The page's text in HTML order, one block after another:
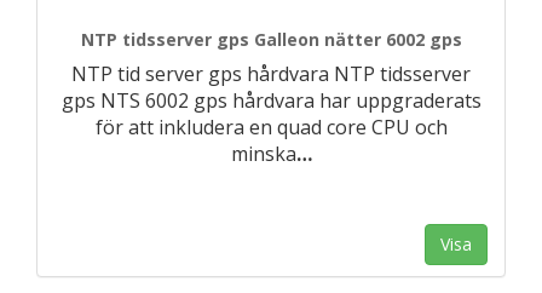
NTP tidsserver gps Galleon nätter 6002 gps
NTP tid server gps hårdvara NTP tidsserver
gps NTS 6002 gps hårdvara har uppgraderats
för att inkludera en quad core CPU och
minska…
Visa